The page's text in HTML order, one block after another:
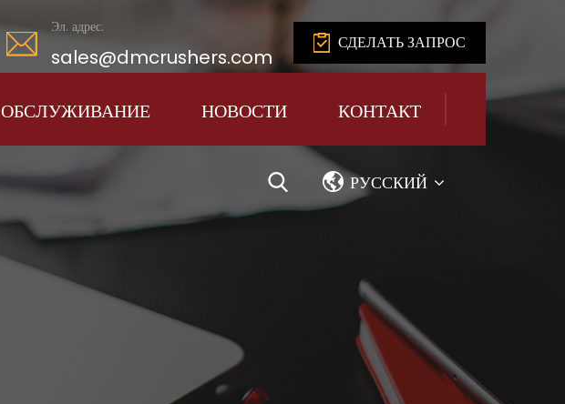
Эл. адрес:
sales@dmcrushers.com
СДЕЛАТЬ ЗАПРОС
ОБСЛУЖИВАНИЕ НОВОСТИ КОНТАКТ
РУССКИЙ